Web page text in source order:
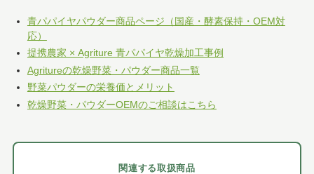
青パパイヤパウダー商品ページ（国産・酵素保持・OEM対
応）
提携農家 × Agriture 青パパイヤ乾燥加工事例
Agritureの乾燥野菜・パウダー商品一覧
野菜パウダーの栄養価とメリット
乾燥野菜・パウダーOEMのご相談はこちら
関連する取扱商品